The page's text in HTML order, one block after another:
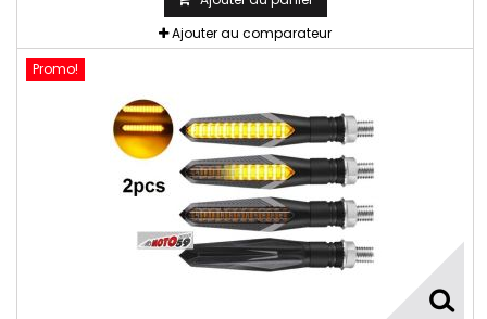
Ajouter au comparateur
Promo!